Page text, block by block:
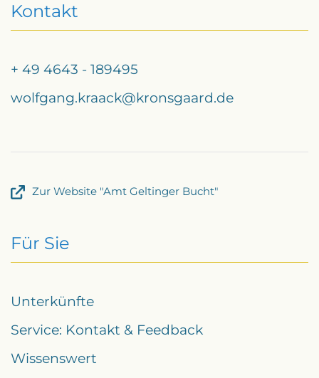
Kontakt
+ 49 4643 - 189495
wolfgang.kraack@kronsgaard.de
Zur Website "Amt Geltinger Bucht"
Für Sie
Unterkünfte
Service: Kontakt & Feedback
Wissenswert